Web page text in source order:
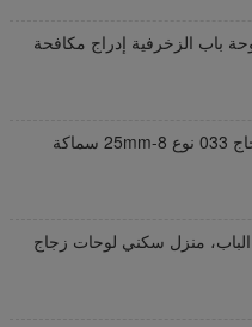
باب الزخرفية إدراج مكافحة
الباب الزخرفية لوحة الزجاج 033 نوع 8-25mm سماكة
منزل سكني لوحات زجاج